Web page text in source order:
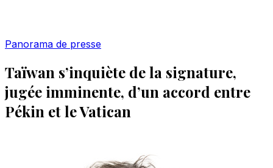
Panorama de presse
Taïwan s’inquiète de la signature,
jugée imminente, d’un accord entre
Pékin et le Vatican